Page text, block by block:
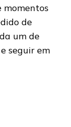
momentos
de
um de
seguir em